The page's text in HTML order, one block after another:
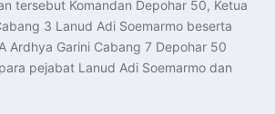
tersebut Komandan Depohar 50, Ketua
3 Lanud Adi Soemarmo beserta
Ardhya Garini Cabang 7 Depohar 50
pejabat Lanud Adi Soemarmo dan